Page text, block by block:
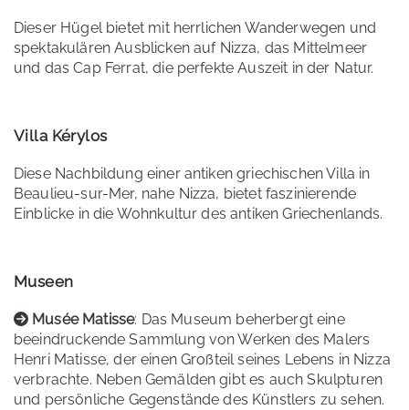
Dieser Hügel bietet mit herrlichen Wanderwegen und
spektakulären Ausblicken auf Nizza, das Mittelmeer
und das Cap Ferrat, die perfekte Auszeit in der Natur.
Villa Kérylos
Diese Nachbildung einer antiken griechischen Villa in
Beaulieu-sur-Mer, nahe Nizza, bietet faszinierende
Einblicke in die Wohnkultur des antiken Griechenlands.
Museen
Musée Matisse: Das Museum beherbergt eine
beeindruckende Sammlung von Werken des Malers
Henri Matisse, der einen Großteil seines Lebens in Nizza
verbrachte. Neben Gemälden gibt es auch Skulpturen
und persönliche Gegenstände des Künstlers zu sehen.